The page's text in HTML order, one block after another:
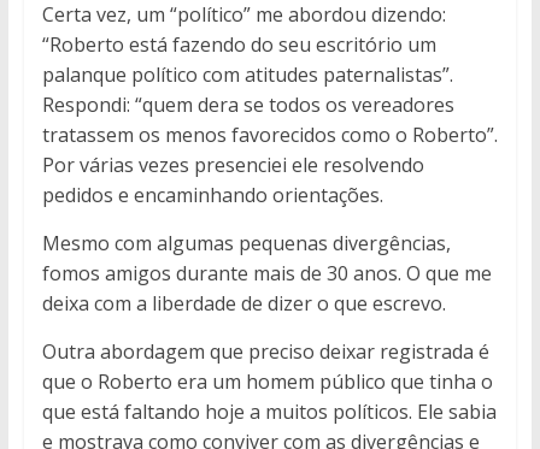
Certa vez, um “político” me abordou dizendo:
“Roberto está fazendo do seu escritório um
palanque político com atitudes paternalistas”.
Respondi: “quem dera se todos os vereadores
tratassem os menos favorecidos como o Roberto”.
Por várias vezes presenciei ele resolvendo
pedidos e encaminhando orientações.
Mesmo com algumas pequenas divergências,
fomos amigos durante mais de 30 anos. O que me
deixa com a liberdade de dizer o que escrevo.
Outra abordagem que preciso deixar registrada é
que o Roberto era um homem público que tinha o
que está faltando hoje a muitos políticos. Ele sabia
e mostrava como conviver com as divergências e